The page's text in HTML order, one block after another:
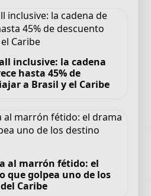
inclusive: la cadena
hasta 45% de
a Brasil y el Caribe
al marrón fétido: el
que golpea uno de los
Caribe